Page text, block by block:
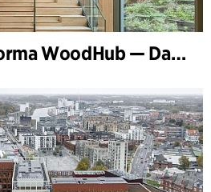
Intervju: Att utforma WoodHub — Danmarks största träbyggnad